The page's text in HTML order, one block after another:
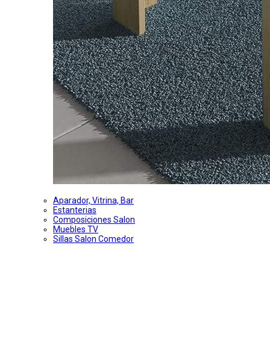
Aparador, Vitrina, Bar
Estanterias
Composiciones Salon
Muebles TV
Sillas Salon Comedor